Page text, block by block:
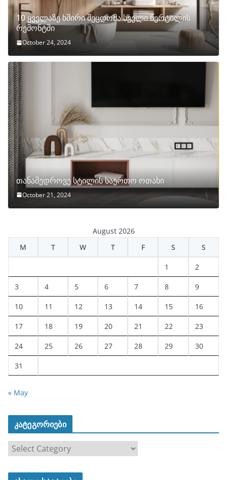
10 ყველაზე ხშირი შეცდომა სველი წერტილის
რემონტში
October 24, 2024
თანამედროვე სტილის საერთო ოთახი
October 21, 2024
August 2026
M
T W T F S S
1 2
3 4 5 6 7 8 9
10 11 12 13 14 15 16
17 18 19 20 21 22 23
24 25 26 27 28 29 30
31
« May
კატეგორიები
ა
ტ